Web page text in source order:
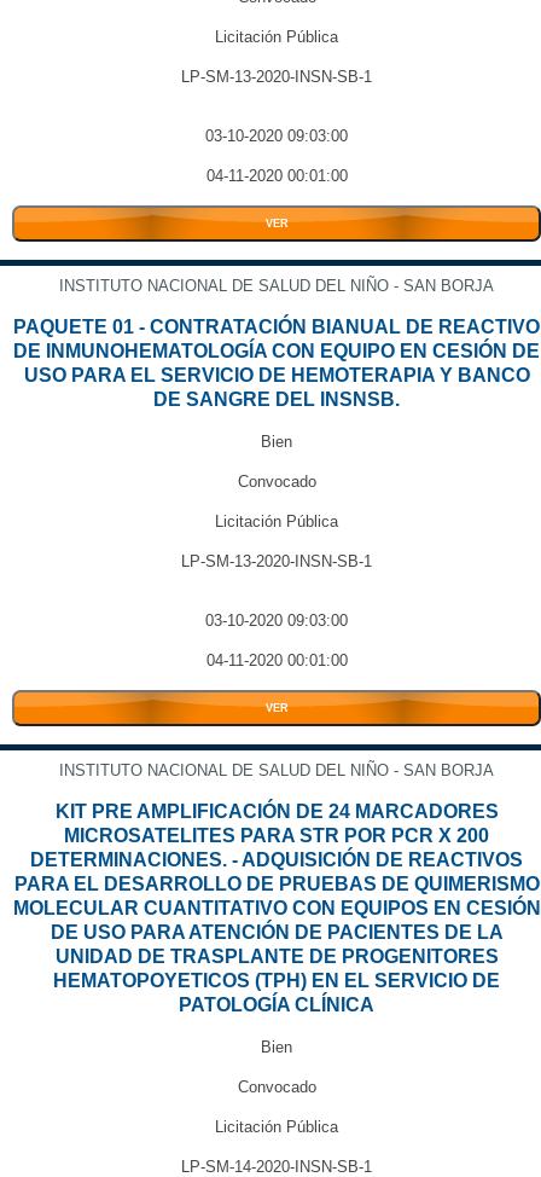
Licitación Pública
LP-SM-13-2020-INSN-SB-1
03-10-2020 09:03:00
04-11-2020 00:01:00
VER
INSTITUTO NACIONAL DE SALUD DEL NIÑO - SAN BORJA
PAQUETE 01 - CONTRATACIÓN BIANUAL DE REACTIVO
DE INMUNOHEMATOLOGÍA CON EQUIPO EN CESIÓN DE
USO PARA EL SERVICIO DE HEMOTERAPIA Y BANCO
DE SANGRE DEL INSNSB.
Bien
Convocado
Licitación Pública
LP-SM-13-2020-INSN-SB-1
03-10-2020 09:03:00
04-11-2020 00:01:00
VER
INSTITUTO NACIONAL DE SALUD DEL NIÑO - SAN BORJA
KIT PRE AMPLIFICACIÓN DE 24 MARCADORES
MICROSATELITES PARA STR POR PCR X 200
DETERMINACIONES. - ADQUISICIÓN DE REACTIVOS
PARA EL DESARROLLO DE PRUEBAS DE QUIMERISMO
MOLECULAR CUANTITATIVO CON EQUIPOS EN CESIÓN
DE USO PARA ATENCIÓN DE PACIENTES DE LA
UNIDAD DE TRASPLANTE DE PROGENITORES
HEMATOPOYETICOS (TPH) EN EL SERVICIO DE
PATOLOGÍA CLÍNICA
Bien
Convocado
Licitación Pública
LP-SM-14-2020-INSN-SB-1